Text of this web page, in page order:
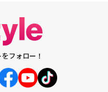
フォロー！